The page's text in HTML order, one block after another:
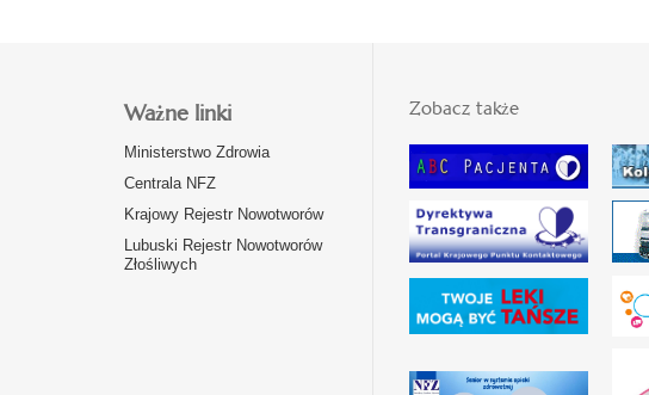
Ważne linki
Ministerstwo Zdrowia
Centrala NFZ
Krajowy Rejestr Nowotworów
Lubuski Rejestr Nowotworów
Złośliwych
Zobacz także